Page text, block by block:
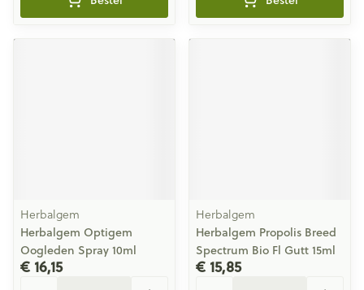
Herbalgem
Herbalgem Optigem
Oogleden Spray 10ml
€ 16,15
Herbalgem
Herbalgem Propolis Breed
Spectrum Bio Fl Gutt 15ml
€ 15,85